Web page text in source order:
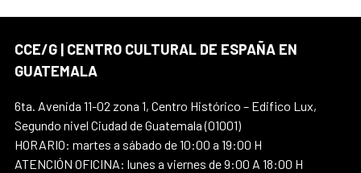
CCE/G | CENTRO CULTURAL DE ESPAÑA EN
GUATEMALA
6ta. Avenida 11-02 zona 1, Centro Histórico – Edifico Lux,
Segundo nivel Ciudad de Guatemala (01001)
HORARIO: martes a sábado de 10:00 a 19:00 H
ATENCIÓN OFICINA: lunes a viernes de 9:00 A 18:00 H